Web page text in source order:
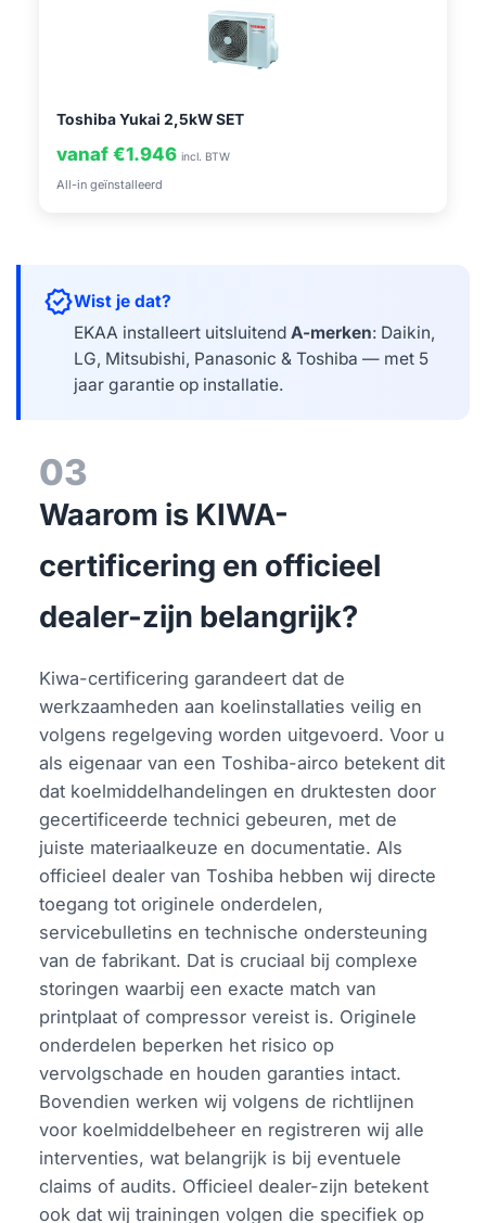
Toshiba Yukai 2,5kW SET
vanaf €1.946 incl. BTW
All-in geïnstalleerd
verifiedWist je dat?
EKAA installeert uitsluitendA-merken: Daikin,
LG, Mitsubishi, Panasonic & Toshiba — met 5
jaar garantie op installatie.
03
Waarom is KIWA-
certificering en officieel
dealer-zijn belangrijk?
Kiwa-certificering garandeert dat de
werkzaamheden aan koelinstallaties veilig en
volgens regelgeving worden uitgevoerd. Voor u
als eigenaar van een Toshiba-airco betekent dit
dat koelmiddelhandelingen en druktesten door
gecertificeerde technici gebeuren, met de
juiste materiaalkeuze en documentatie. Als
officieel dealer van Toshiba hebben wij directe
toegang tot originele onderdelen,
servicebulletins en technische ondersteuning
van de fabrikant. Dat is cruciaal bij complexe
storingen waarbij een exacte match van
printplaat of compressor vereist is. Originele
onderdelen beperken het risico op
vervolgschade en houden garanties intact.
Bovendien werken wij volgens de richtlijnen
voor koelmiddelbeheer en registreren wij alle
interventies, wat belangrijk is bij eventuele
claims of audits. Officieel dealer-zijn betekent
ook dat wij trainingen volgen die specifiek op